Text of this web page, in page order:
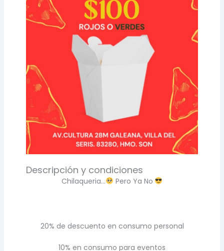
Descripción y condiciones
Chilaqueria… Pero Ya No
20% de descuento en consumo personal
10% en consumo para eventos